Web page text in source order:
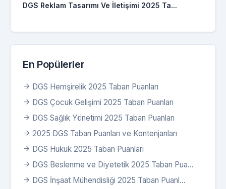
DGS Reklam Tasarımı Ve İletişimi 2025 Ta...
En Popülerler
DGS Hemşirelik 2025 Taban Puanları
DGS Çocuk Gelişimi 2025 Taban Puanları
DGS Sağlık Yönetimi 2025 Taban Puanları
2025 DGS Taban Puanları ve Kontenjanları
DGS Hukuk 2025 Taban Puanları
DGS Beslenme ve Diyetetik 2025 Taban Pua...
DGS İnşaat Mühendisliği 2025 Taban Puanl...